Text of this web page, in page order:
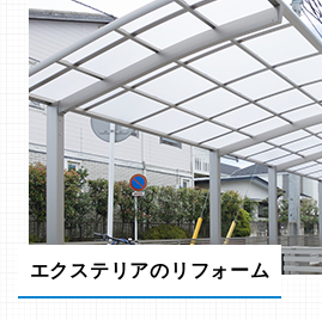
エクステリアのリフォーム